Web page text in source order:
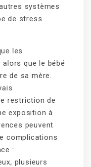
systèmes
de stress
les
que le bébé
de sa mère.
restriction de
exposition à
peuvent
complications
:
plusieurs